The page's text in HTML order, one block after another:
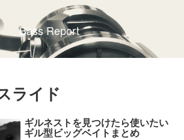
Bass Report
ライド
ギルネストを見つけたら使いたい
ギル型ビッグベイトまとめ